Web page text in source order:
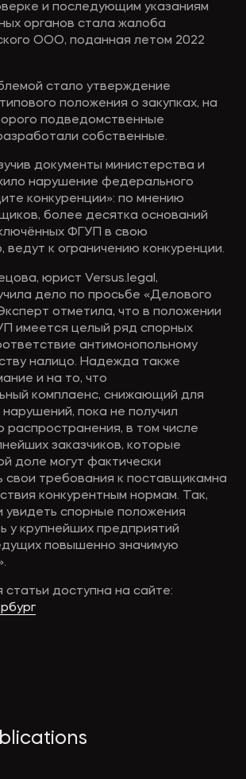
и последующим указаниям
органов стала жалоба
ООО, поданная летом 2022
стало утверждение
положения о закупках, на
подведомственные
собственные.
документы министерства и
нарушение федерального
конкуренции»: по мнению
более десятка оснований
ФГУП в свою
ведут к ограничению конкуренции.
юрист Versus.legal,
дело по просьбе «Делового
отметила, что в положении
имеется целый ряд спорных
антимонопольному
налицо. Надежда также
и на то, что
комплаенс, снижающий для
пока не получил
распространения, в том числе
заказчиков, которые
доле могут фактически
свои требования к поставщикамна
конкурентным нормам. Так,
увидеть спорные положения
у крупнейших предприятий
повышенно значимую
статьи доступна на сайте: